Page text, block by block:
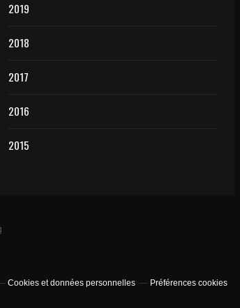
2019
2018
2017
2016
2015
Cookies et données personnelles Préférences cookies